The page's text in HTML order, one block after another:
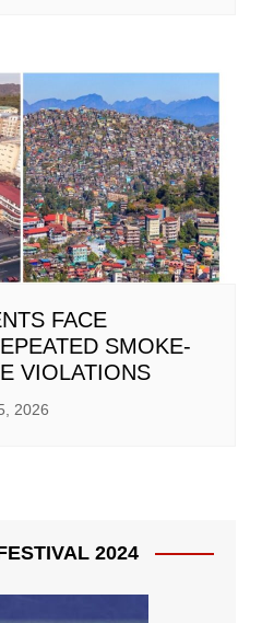
FACE
SMOKE-
VIOLATIONS
2026
2024